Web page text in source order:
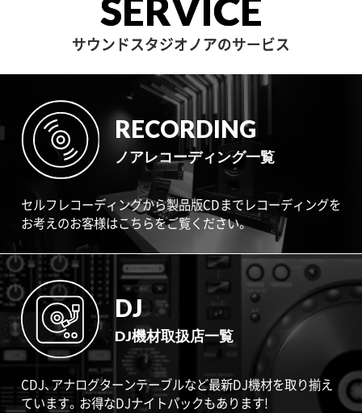
SERVICE
サウンドスタジオノアのサービス
RECORDING
ノアレコーディング一覧
セルフレコーディングから製品版CDまでレコーディングを
お考えのお客様はこちらをご覧ください。
DJ
DJ機材取扱店一覧
CDJ、アナログターンテーブルなど最新DJ機材を取り揃え
ています。お得なDJナイトパックもあります!